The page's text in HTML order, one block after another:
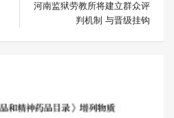
河南监狱劳教所将建立群众评
判机制 与晋级挂钩